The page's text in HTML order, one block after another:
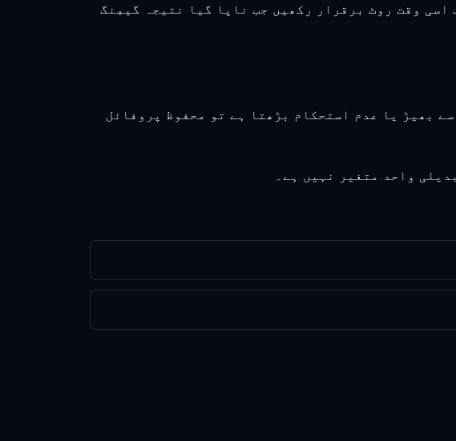
وقت روٹ برقرار رکھیں جب ناپا گیا نتیجہ گیمِنگ
بھیڑ یا عدم استحکام بڑھتا ہے تو محفوظ پروفائل